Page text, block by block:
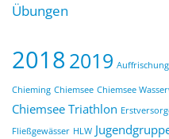
Übungen
2018 2019 Auffrischung
Chieming Chiemsee Chiemsee
Chiemsee Triathlon
Fließgewässer HLW